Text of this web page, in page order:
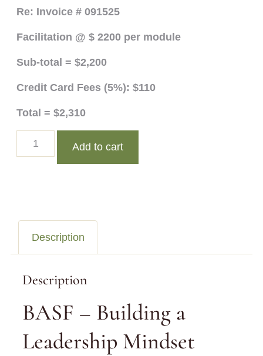
Re: Invoice # 091525
Facilitation @ $ 2200 per module
Sub-total = $2,200
Credit Card Fees (5%): $110
Total = $2,310
Add to cart
Description
Description
BASF – Building a
Leadership Mindset